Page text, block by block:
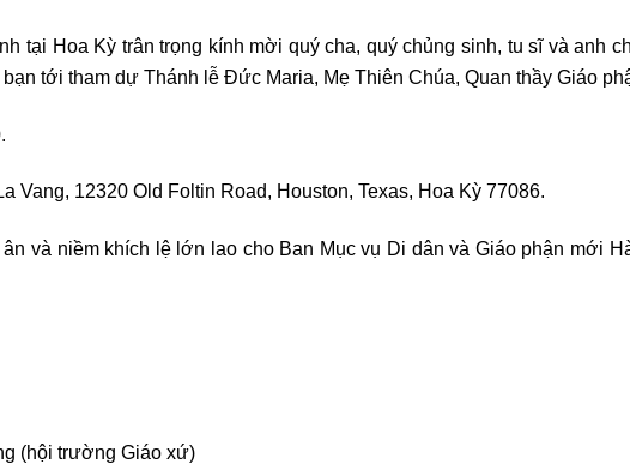
tại Hoa Kỳ trân trọng kính mời quý cha, quý chủng sinh, tu sĩ và anh
tới tham dự Thánh lễ Đức Maria, Mẹ Thiên Chúa, Quan thầy Giáo
Vang, 12320 Old Foltin Road, Houston, Texas, Hoa Kỳ 77086.
và niềm khích lệ lớn lao cho Ban Mục vụ Di dân và Giáo phận mới
(hội trường Giáo xứ)